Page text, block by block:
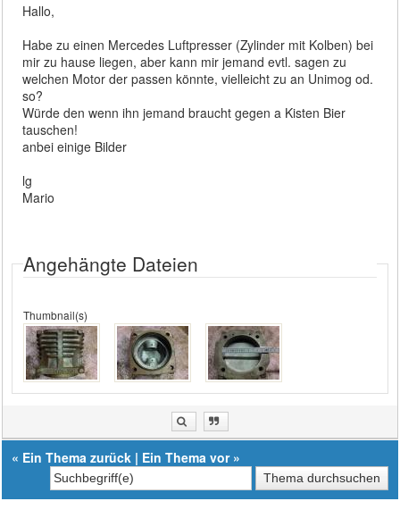
Hallo,
Habe zu einen Mercedes Luftpresser (Zylinder mit Kolben) bei
mir zu hause liegen, aber kann mir jemand evtl. sagen zu
welchen Motor der passen könnte, vielleicht zu an Unimog od.
so?
Würde den wenn ihn jemand braucht gegen a Kisten Bier
tauschen!
anbei einige Bilder
lg
Mario
Angehängte Dateien
Thumbnail(s)
« Ein Thema zurück | Ein Thema vor»